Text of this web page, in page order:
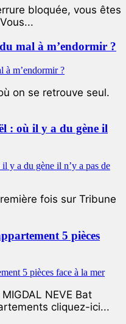
bloquée, vous êtes
mal à m’endormir ?
on se retrouve seul.
: où il y a du gène il
fois sur Tribune
5 pièces
NEVE Bat
cliquez-ici...